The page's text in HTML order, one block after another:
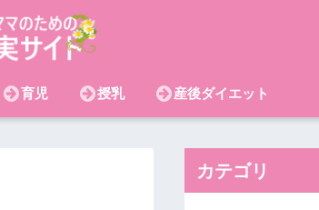
育児 授乳 産後ダイエット
カテゴリ